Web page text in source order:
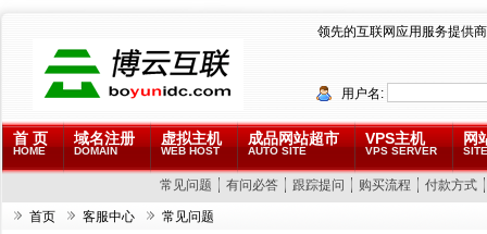
领先的互联网应用服务提供商
用户名:
首 页
HOME
域名注册
DOMAIN
虚拟主机
WEB HOST
成品网站超市
AUTO SITE
VPS主机
VPS SERVER
网
常见问题 有问必答 跟踪提问 购买流程 付款方式
首页 客服中心 常见问题